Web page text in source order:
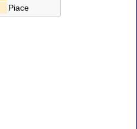
Piace